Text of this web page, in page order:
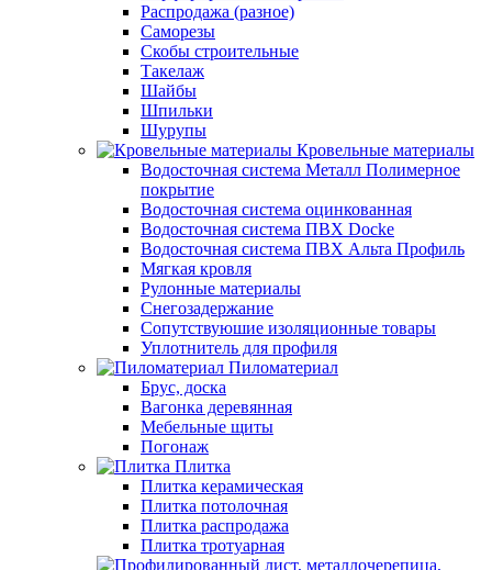
Распродажа (разное)
Саморезы
Скобы строительные
Такелаж
Шайбы
Шпильки
Шурупы
Кровельные материалы
Водосточная система Металл Полимерное
покрытие
Водосточная система оцинкованная
Водосточная система ПВХ Docke
Водосточная система ПВХ Альта Профиль
Мягкая кровля
Рулонные материалы
Снегозадержание
Сопутствуюшие изоляционные товары
Уплотнитель для профиля
Пиломатериал
Брус, доска
Вагонка деревянная
Мебельные щиты
Погонаж
Плитка
Плитка керамическая
Плитка потолочная
Плитка распродажа
Плитка тротуарная